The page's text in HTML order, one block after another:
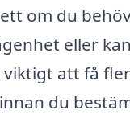
om du
eller
att få
du